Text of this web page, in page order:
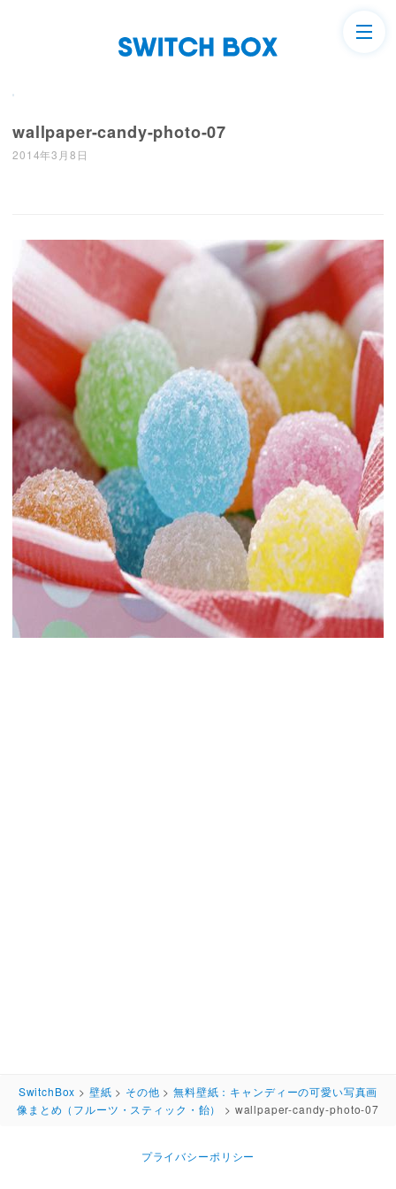
wallpaper-candy-photo-07
2014年3月8日
SwitchBox > 壁紙 > その他 >無料壁紙：キャンディーの可愛い写真画
像まとめ（フルーツ・スティック・飴）
> wallpaper-candy-photo-07
プライバシーポリシー